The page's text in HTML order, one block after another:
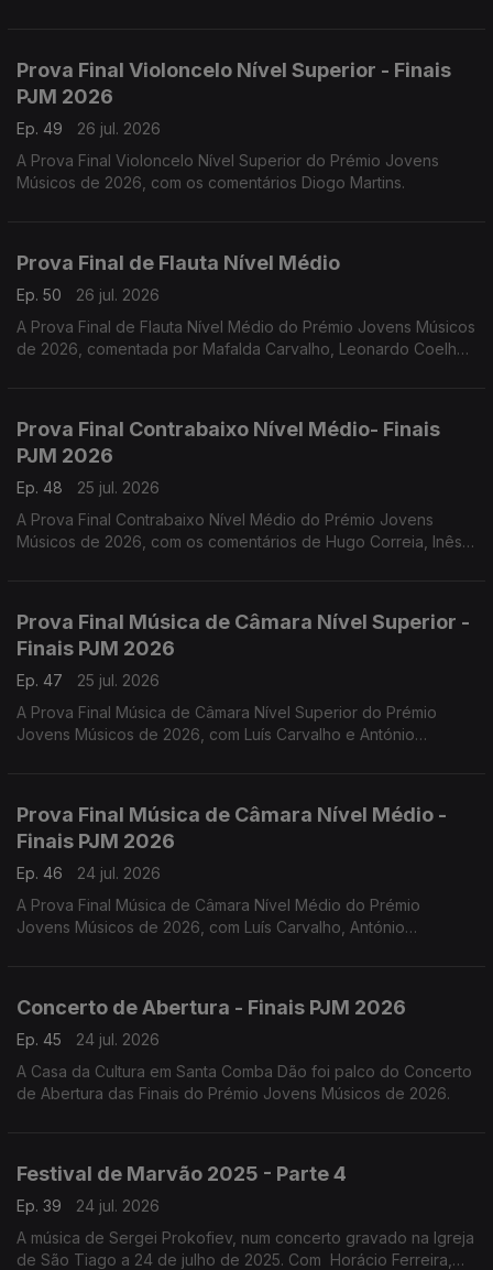
Prova Final Violoncelo Nível Superior - Finais
PJM 2026
Ep. 49
26 jul. 2026
A Prova Final Violoncelo Nível Superior do Prémio Jovens
Músicos de 2026, com os comentários Diogo Martins.
Prova Final de Flauta Nível Médio
Ep. 50
26 jul. 2026
A Prova Final de Flauta Nível Médio do Prémio Jovens Músicos
de 2026, comentada por Mafalda Carvalho, Leonardo Coelho,
Prova Final Contrabaixo Nível Médio- Finais
PJM 2026
Ep. 48
25 jul. 2026
A Prova Final Contrabaixo Nível Médio do Prémio Jovens
Músicos de 2026, com os comentários de Hugo Correia, Inês
Prova Final Música de Câmara Nível Superior -
Finais PJM 2026
Ep. 47
25 jul. 2026
A Prova Final Música de Câmara Nível Superior do Prémio
Jovens Músicos de 2026, com Luís Carvalho e António
Prova Final Música de Câmara Nível Médio -
Finais PJM 2026
Ep. 46
24 jul. 2026
A Prova Final Música de Câmara Nível Médio do Prémio
Jovens Músicos de 2026, com Luís Carvalho, António
Concerto de Abertura - Finais PJM 2026
Ep. 45
24 jul. 2026
A Casa da Cultura em Santa Comba Dão foi palco do Concerto
de Abertura das Finais do Prémio Jovens Músicos de 2026.
Festival de Marvão 2025 - Parte 4
Ep. 39
24 jul. 2026
A música de Sergei Prokofiev, num concerto gravado na Igreja
de São Tiago a 24 de julho de 2025. Com Horácio Ferreira,